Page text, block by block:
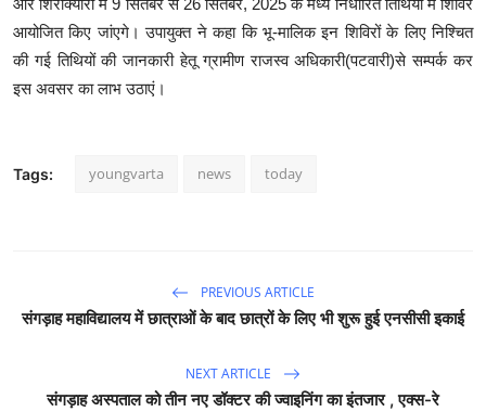
और शिरीक्यारी में 9 सितंबर से 26 सितंबर, 2025 के मध्य निर्धारित तिथियों में शिविर
आयोजित किए जांएगे। उपायुक्त ने कहा कि भू-मालिक इन शिविरों के लिए निश्चित
की गई तिथियों की जानकारी हेतू ग्रामीण राजस्व अधिकारी(पटवारी)से सम्पर्क कर
इस अवसर का लाभ उठाएं।
Tags: youngvarta news today
PREVIOUS ARTICLE
संगड़ाह महाविद्यालय में छात्राओं के बाद छात्रों के लिए भी शुरू हुई एनसीसी इकाई
NEXT ARTICLE
संगड़ाह अस्पताल को तीन नए डॉक्टर की ज्वाइनिंग का इंतजार , एक्स-रे